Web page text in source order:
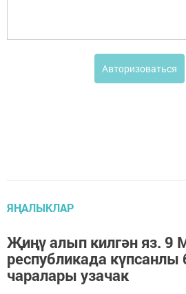
Авторизоваться
ЯҢАЛЫКЛАР
Җиңү алып килгән яз. 9
республикада күпсанлы
чаралары узачак